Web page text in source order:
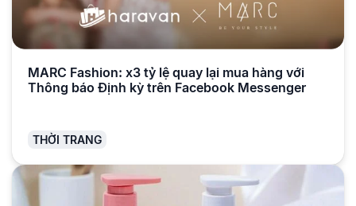
MARC Fashion: x3 tỷ lệ quay lại mua hàng với
Thông báo Định kỳ trên Facebook Messenger
THỜI TRANG